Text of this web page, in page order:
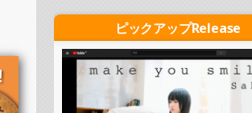
ピックアップRelease